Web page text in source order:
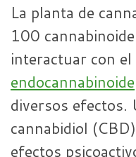
La planta de
100
interactuar con el
endocannabinoide
diversos efectos.
cannabidiol
efectos